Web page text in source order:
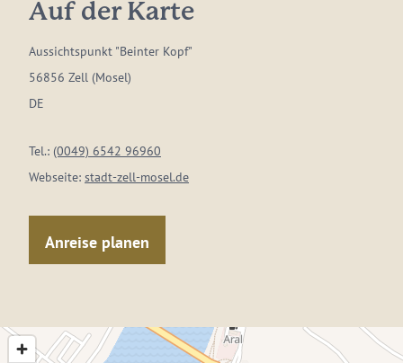
Auf der Karte
Aussichtspunkt "Beinter Kopf"
56856 Zell (Mosel)
DE
Tel.: (0049) 6542 96960
Webseite: stadt-zell-mosel.de
Anreise planen